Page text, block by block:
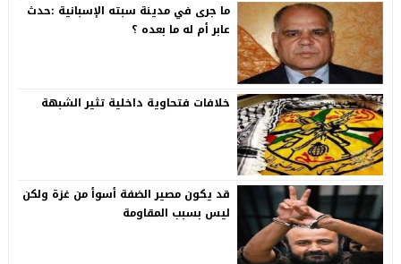
ما جرى في مدينة سبته الإسبانية :حدث
عابر أم له ما بعده ؟
خلافات فتحاوية داخلية تثير الشبهة
قد يكون مصير الضفة أسوأ من غزة ولكن
ليس بسبب المقاومة